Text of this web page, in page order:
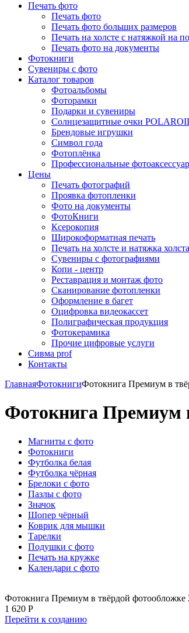
Печать фото
Печать фото
Печать фото больших размеров
Печать на холсте с натяжкой на
Печать фото на документы
Фотокниги
Сувениры с фото
Каталог товаров
Фотоальбомы
Фоторамки
Подарки и сувениры
Солнцезащитные очки
Брендовые игрушки
Символ года
Фотоплёнка
Профессиональные
Цены
Печать фотографий
Проявка фотопленки
Фото на документы
ФотоКниги
Ксерокопия
Широкоформатная печать
Печать на холсте и натяжка
Сувениры с фотографиями
Копи - центр
Реставрация и монтаж фото
Сканирование фотопленки
Оформление в багет
Оцифровка видеокассет
Полиграфическая продукция
Фотокерамика
Прочие цифровые услуги
Сивма prof
Контакты
ГлавнаяФотокнигиФотокнига Премиум в
Фотокнига Премиум
Магниты с фото
Фотокниги
Футболка белая
Футболка чёрная
Брелоки с фото
Пазлы с фото
Значок
Шопер чёрный
Коврик для мышки
Тарелки
Подушки с фото
Печать на кружке
Календари с фото
Фотокнига Премиум в твёрдой фотообложке
1 620 Р
Перейти к созданию